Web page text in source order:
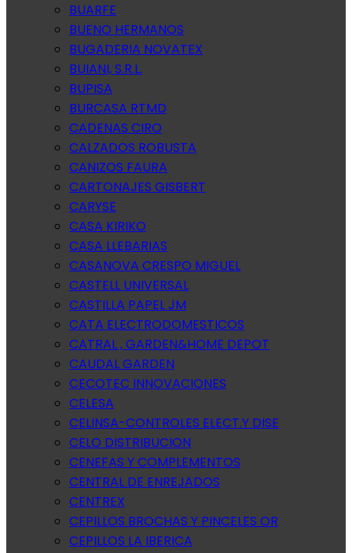
BUARFE
BUENO HERMANOS
BUGADERIA NOVATEX
BUIANI, S.R.L.
BUPISA
BURCASA RTMD
CADENAS CIRO
CALZADOS ROBUSTA
CANIZOS FAURA
CARTONAJES GISBERT
CARYSE
CASA KIRIKO
CASA LLEBARIAS
CASANOVA CRESPO MIGUEL
CASTELL UNIVERSAL
CASTILLA PAPEL JM
CATA ELECTRODOMESTICOS
CATRAL , GARDEN&HOME DEPOT
CAUDAL GARDEN
CECOTEC INNOVACIONES
CELESA
CELINSA-CONTROLES ELECT.Y DISE
CELO DISTRIBUCION
CENEFAS Y COMPLEMENTOS
CENTRAL DE ENREJADOS
CENTREX
CEPILLOS BROCHAS Y PINCELES OR
CEPILLOS LA IBERICA